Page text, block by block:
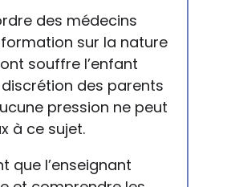
des médecins
sur la nature
souffre l’enfant
des parents
pression ne peut
à ce sujet.
que l’enseignant